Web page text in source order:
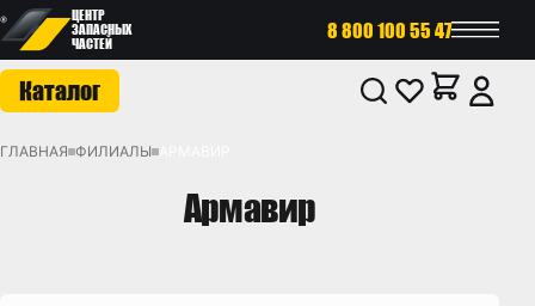
ЦЕНТР
ЗАПАСНЫХ
ЧАСТЕЙ
8 800 100 55 47
Каталог
ГЛАВНАЯ ФИЛИАЛЫ
Армавир